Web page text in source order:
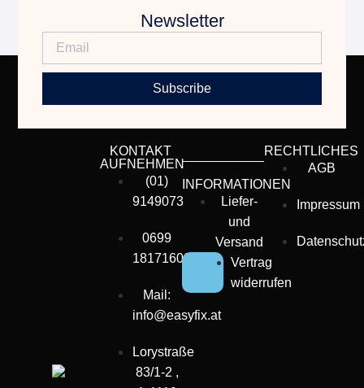
Newsletter
Subscribe
KONTAKT
AUFNEHMEN
(01)
9149073
0699
18171600
Mail:
info@easyfix.at
Lorystraße
83/1-2 ,
INFORMATIONEN
Liefer-
und
Versand
Vertrag
widerrufen
RECHTLICHES
AGB
Impressum